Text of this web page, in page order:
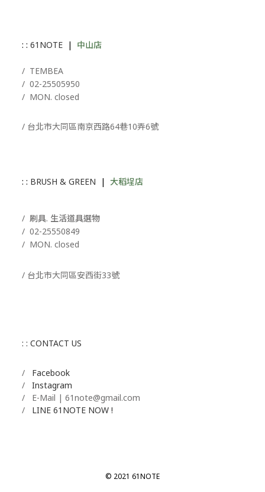
: : 61NOTE | 中山店
/ TEMBEA
/ 02-25505950
/ MON. closed
/ 台北市大同區南京西路64巷10弄6號
: : BRUSH & GREEN | 大稻埕店
/ 刷具. 生活道具選物
/ 02-25550849
/ MON. closed
/ 台北市大同區安西街33號
: : CONTACT US
/ Facebook
/ Instagram
/ E-Mail | 61note@gmail.com
/ LINE 61NOTE NOW !
© 2021 61NOTE